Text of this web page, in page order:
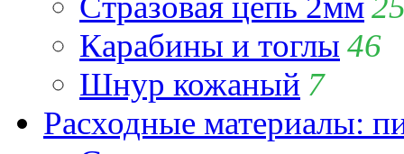
Карабины и тоглы 46
Шнур кожаный 7
Расходные материалы: